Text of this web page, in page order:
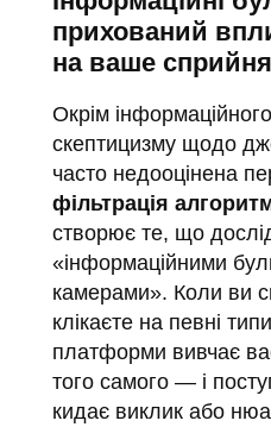
прихований
на ваше
Окрім
скептицизму щодо
часто недооцінена
фільтрація
створює те, що
«інформаційними
камерами». Коли ви
клікаєте на певні
платформи вивчає
того самого — і
кидає виклик або